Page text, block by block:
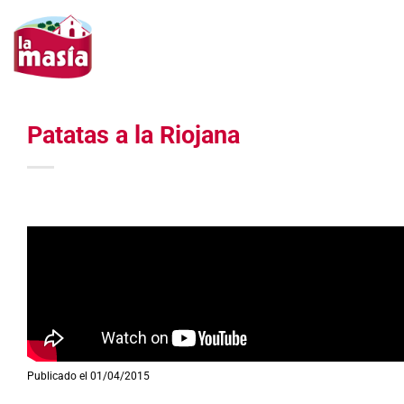
contenido
Patatas a la Riojana
Publicado el 01/04/2015